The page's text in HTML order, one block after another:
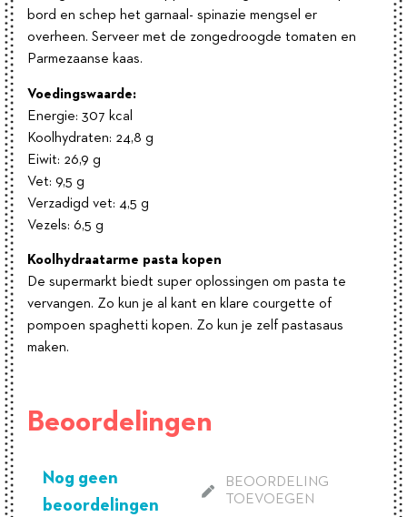
bord en schep het garnaal- spinazie mengsel er
overheen. Serveer met de zongedroogde tomaten en
Parmezaanse kaas.
Voedingswaarde:
Energie: 307 kcal
Koolhydraten: 24,8 g
Eiwit: 26,9 g
Vet: 9,5 g
Verzadigd vet: 4,5 g
Vezels: 6,5 g
Koolhydraatarme pasta kopen
De supermarkt biedt super oplossingen om pasta te
vervangen. Zo kun je al kant en klare courgette of
pompoen spaghetti kopen. Zo kun je zelf pastasaus
maken.
Beoordelingen
Nog geen
beoordelingen
BEOORDELING
TOEVOEGEN